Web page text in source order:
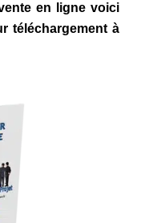
en ligne voici
téléchargement à